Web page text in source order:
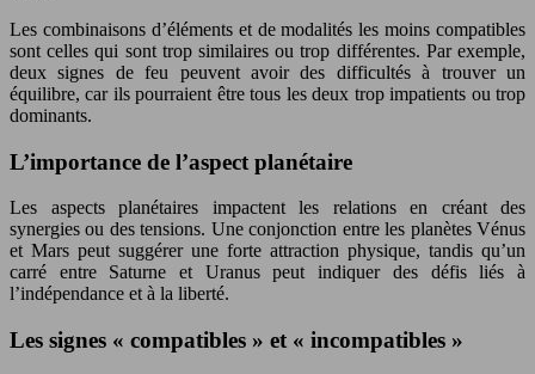
Les combinaisons d’éléments et de modalités les moins compatibles
sont celles qui sont trop similaires ou trop différentes. Par exemple,
deux signes de feu peuvent avoir des difficultés à trouver un
équilibre, car ils pourraient être tous les deux trop impatients ou trop
dominants.
L’importance de l’aspect planétaire
Les aspects planétaires impactent les relations en créant des
synergies ou des tensions. Une conjonction entre les planètes Vénus
et Mars peut suggérer une forte attraction physique, tandis qu’un
carré entre Saturne et Uranus peut indiquer des défis liés à
l’indépendance et à la liberté.
Les signes « compatibles » et « incompatibles »